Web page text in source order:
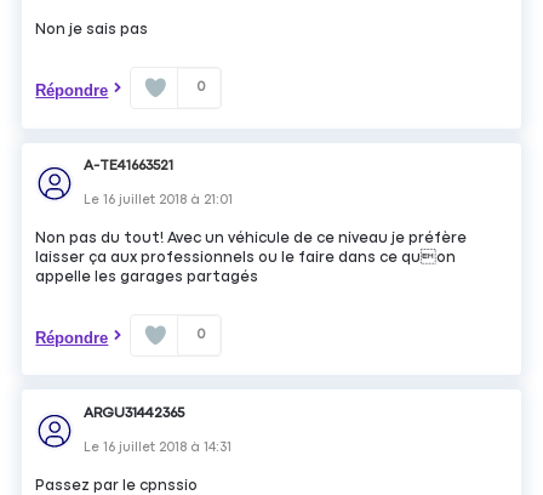
Non je sais pas
Répondre 0
A-TE41663521
Le16 juillet 2018 à 21:01
Non pas du tout! Avec un véhicule de ce niveau je préfère
laisser ça aux professionnels ou le faire dans ce quon
appelle les garages partagés
Répondre 0
ARGU31442365
Le16 juillet 2018 à14:31
Passez par le cpnssio